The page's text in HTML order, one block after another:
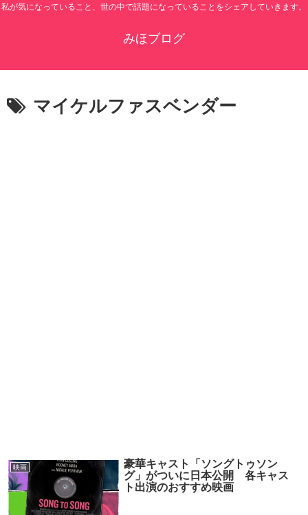
私が気になっていること、世の中で話題になっていることをシェアしていきます。
みほブログ
マイケルファスベンダー
映画
豪華キャスト「ソングトゥソン
グ」がついに日本公開 各キャス
ト出演のおすすめ映画